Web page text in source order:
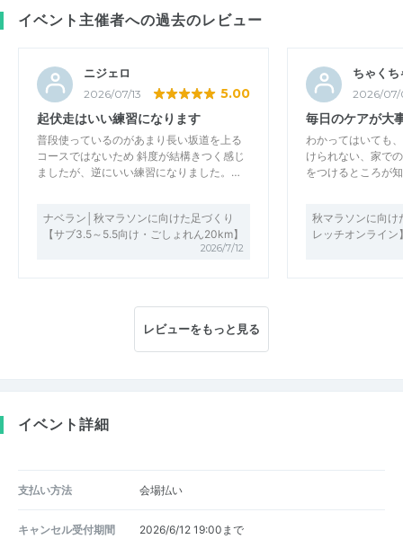
イベント主催者への過去のレビュー
ニジェロ
2026/07/13 5.00
起伏走はいい練習になります
普段使っているのがあまり長い坂道を上る
コースではないため 斜度が結構きつく感じ
ましたが、逆にいい練習になりました。…
ナベラン│秋マラソンに向けた足づくり
【サブ3.5～5.5向け・ごしょれん20km】
2026/7/12
ちゃくち
2026/
毎日のケアが大
わかってはいても
けられない、家で
をつけるところが
秋マラソンに向
レッチオンライン
レビューをもっと見る
イベント詳細
支払い方法 会場払い
キャンセル受付期間 2026/6/12 19:00まで